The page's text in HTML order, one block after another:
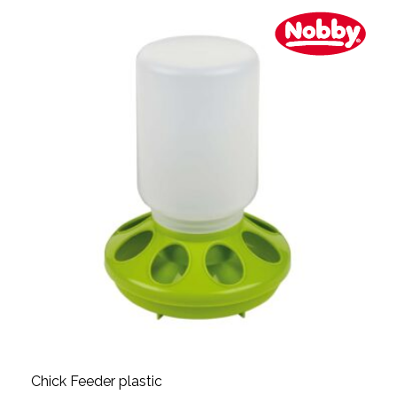
Chick Feeder plastic